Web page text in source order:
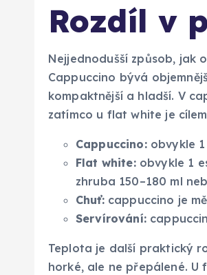
Rozdíl v
Nejjednodušší způsob, jak
Cappuccino bývá
kompaktnější a hladší. V
zatímco u flat white je
Cappuccino:obvykle 1
Flat white:obvykle 1
zhruba 150–180 ml
Chuť:cappuccino je
Servírování:
Teplota je další praktický
horké, ale ne přepálené.